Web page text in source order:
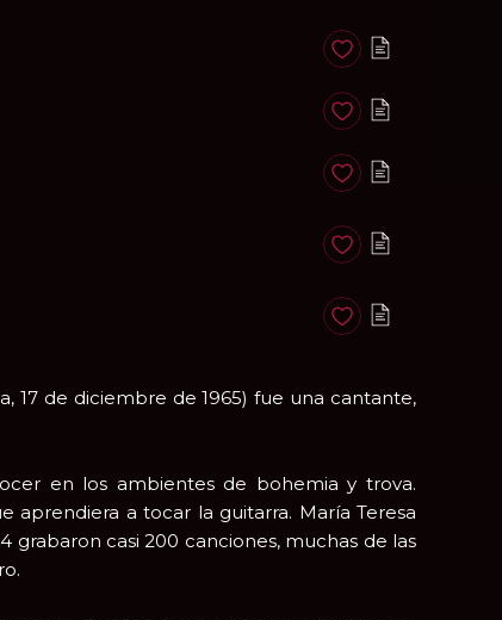
Anadir a favoritos
Anadir a favoritos
Anadir a favoritos
Anadir a favoritos
Anadir a favoritos
17 de diciembre de 1965) fue una cantante,
en los ambientes de bohemia y trova.
aprendiera a tocar la guitarra. María Teresa
grabaron casi 200 canciones, muchas de las